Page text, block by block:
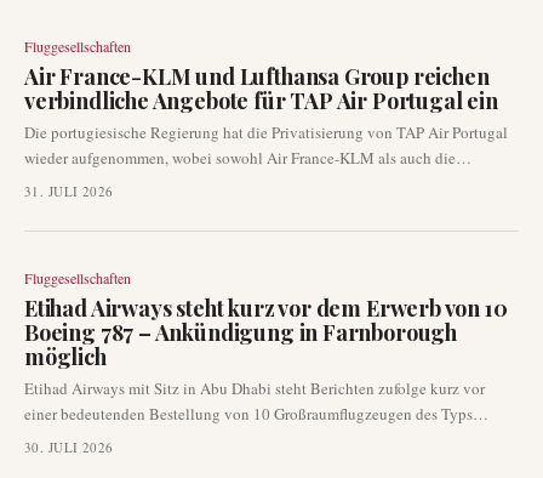
Fluggesellschaften
Air France-KLM und Lufthansa Group reichen
verbindliche Angebote für TAP Air Portugal ein
Die portugiesische Regierung hat die Privatisierung von TAP Air Portugal
wieder aufgenommen, wobei sowohl Air France-KLM als auch die
Lufthansa Group am 29. Juli 2026 verbindliche Angebote eingereicht
hochkarätigen Wettbewerbs zwischen zwei der größten europäischen
Netzwerkstrategie und die transatlantische Konnektivität.
31. JULI 2026
Fluggesellschaften
Etihad Airways steht kurz vor dem Erwerb von 10
Boeing 787 – Ankündigung in Farnborough
möglich
Etihad Airways mit Sitz in Abu Dhabi steht Berichten zufolge kurz vor
einer bedeutenden Bestellung von 10 Großraumflugzeugen des Typs
Boeing 787. Branchenquellen deuten darauf hin, dass eine Ankündigung
30. JULI 2026